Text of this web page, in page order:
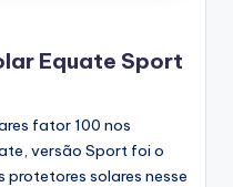
Equate Sport
fator 100 nos
versão Sport foi o
protetores solares nesse